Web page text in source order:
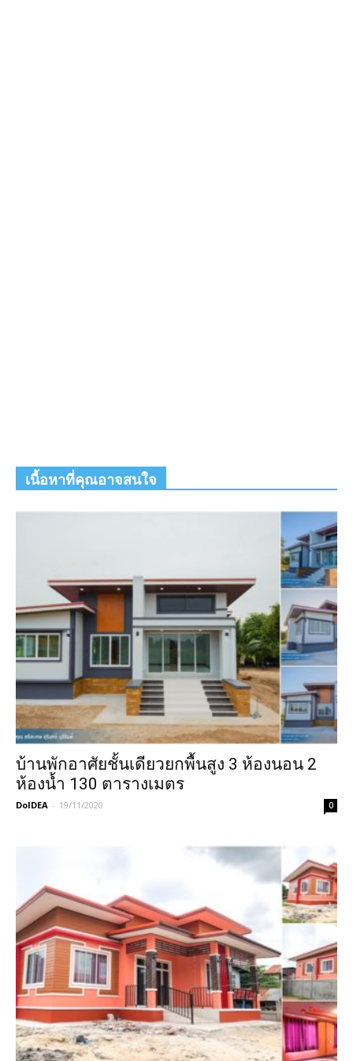
เนื้อหาที่คุณอาจสนใจ
บ้านพักอาศัยชั้นเดียวยกพื้นสูง 3 ห้องนอน 2
ห้องน้ำ 130 ตารางเมตร
DoIDEA - 19/11/2020 0